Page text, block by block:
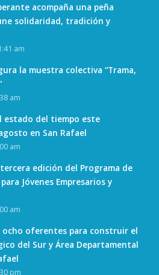
acompaña una peña
solidaridad, tradición y
am
la muestra colectiva “Trama,
am
estado del tiempo este
en San Rafael
am
edición del Programa de
Jóvenes Empresarios y
am
ocho oferentes para construir el
del Sur y Área Departamental
pm